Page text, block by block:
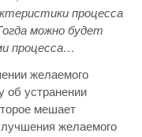
процесса
можно будет
процесса…
желаемого
об устранении
мешает
желаемого